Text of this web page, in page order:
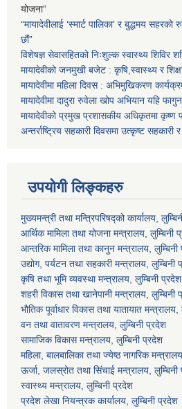
योजना”
“मायादेवीलाई ‘स्मार्ट पालिका’ र बुद्धमय सहरको
छौं”
विशेषज्ञ सेवासहितको निःशुल्क स्वास्थ्य शिविर
मायादेवीको जनमुखी बजेट : कृषि,स्वास्थ्य र
मायादेवीमा महिला दिवस : अभिमुखिकरण
मायादेवीमा दादुरा रुवेला खोप अभियान यहि
मायादेवीको प्रमुख प्रशासकीय अधिकृतमा कृष्ण
अन्तर्राष्ट्रिय सहकारी दिवसमा उत्कृष्ट सहकारी
उपयोगी लिङ्कहरु
मुख्यमन्त्री तथा मन्त्रिपरिषद्को कार्यालय,
आर्थिक मामिला तथा योजना मन्त्रालय, लुम्बिनी
आन्तरिक मामिला तथा कानुन मन्त्रालय,
उद्योग, पर्यटन तथा सहकारी मन्त्रालय, लुम्बिनी
कृषि तथा भूमि व्यवस्था मन्त्रालय, लुम्बिनी प्रदेश
शहरी विकास तथा खानेपानी मन्त्रालय, लुम्बिनी
भौतिक पूर्वाधार विकास तथा यातायात
वन तथा वातावरण मन्त्रालय, लुम्बिनी प्रदेश
सामाजिक विकास मन्त्रालय, लुम्बिनी प्रदेश
महिला, बालबालिका तथा ज्येष्ठ नागरिक
ऊर्जा, जलस्रोत तथा सिंचाई मन्त्रालय, लुम्बिनी
स्वास्थ्य मन्त्रालय, लुम्बिनी प्रदेश
प्रदेश लेखा नियन्त्रक कार्यालय, लुम्बिनी प्रदेश